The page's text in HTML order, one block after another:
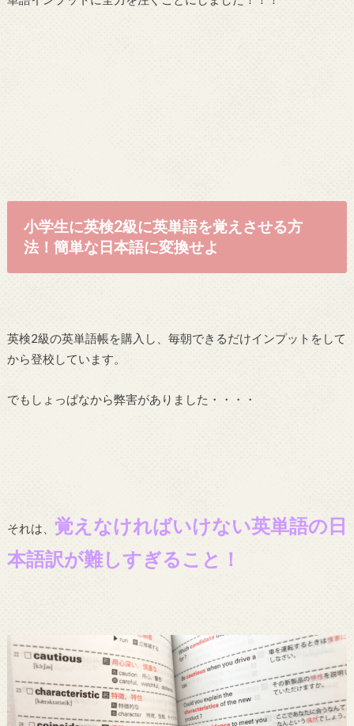
小学生に英検2級に英単語を覚えさせる方
法！簡単な日本語に変換せよ
英検2級の英単語帳を購入し、毎朝できるだけインプットをして
から登校しています。
でもしょっぱなから弊害がありました・・・・
それは、 覚えなければいけない英単語の日
本語訳が難しすぎること！